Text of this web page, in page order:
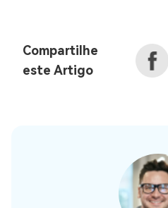
Compartilhe
este Artigo